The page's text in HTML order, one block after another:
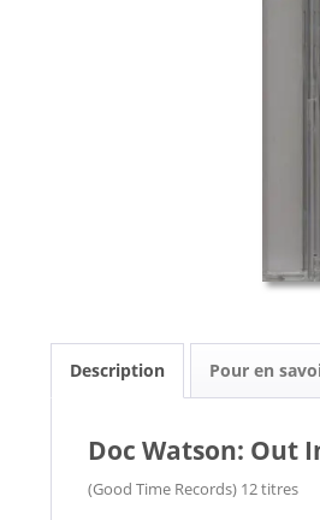
Description Pour en
Doc Watson: Out
(Good Time Records) 12 titres